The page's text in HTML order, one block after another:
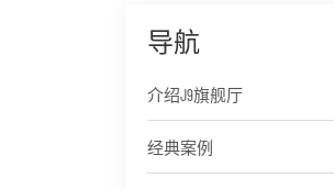
导航
介绍J9旗舰厅
经典案例